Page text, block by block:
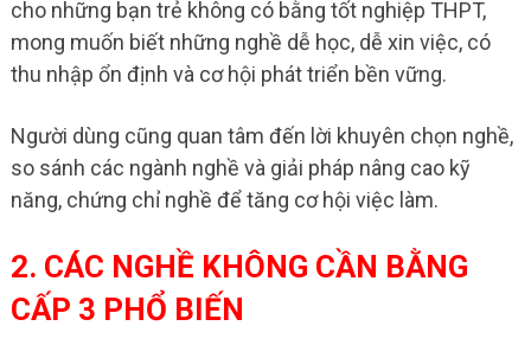
cho những bạn trẻ không có bằng tốt nghiệp THPT,
mong muốn biết những nghề dễ học, dễ xin việc, có
thu nhập ổn định và cơ hội phát triển bền vững.
Người dùng cũng quan tâm đến lời khuyên chọn nghề,
so sánh các ngành nghề và giải pháp nâng cao kỹ
năng, chứng chỉ nghề để tăng cơ hội việc làm.
2. CÁC NGHỀ KHÔNG CẦN BẰNG
CẤP 3 PHỔ BIẾN